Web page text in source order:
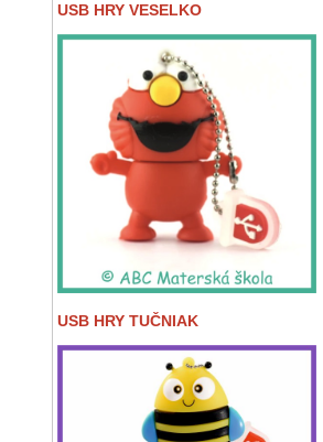
USB HRY VESELKO
USB HRY TUČNIAK